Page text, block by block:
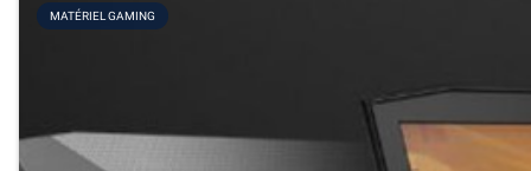
MATÉRIEL GAMING